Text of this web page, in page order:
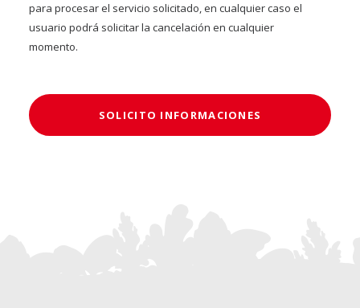
para procesar el servicio solicitado, en cualquier caso el
usuario podrá solicitar la cancelación en cualquier
momento.